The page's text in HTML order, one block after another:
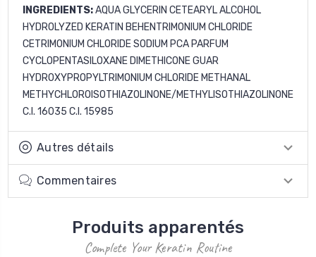
INGREDIENTS:AQUA GLYCERIN CETEARYL ALCOHOL
HYDROLYZED KERATIN BEHENTRIMONIUM CHLORIDE
CETRIMONIUM CHLORIDE SODIUM PCA PARFUM
CYCLOPENTASILOXANE DIMETHICONE GUAR
HYDROXYPROPYLTRIMONIUM CHLORIDE METHANAL
METHYCHLOROISOTHIAZOLINONE/METHYLISOTHIAZOLINONE
C.I. 16035 C.I. 15985
Autres détails
Commentaires
Produits apparentés
Complete Your Keratin Routine